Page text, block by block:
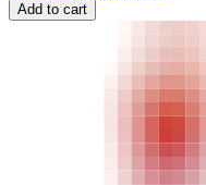
Add to cart